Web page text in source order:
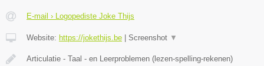
E-mail › Logopediste Joke Thijs
Website: https://jokethijs.be Screenshot ▼
Articulatie - Taal - en Leerproblemen (lezen-spelling-rekenen)